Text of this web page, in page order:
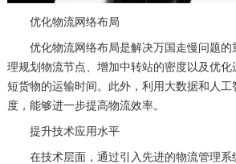
优化物流网络布局
优化物流网络布局是解决万国走慢问题的
理规划物流节点、增加中转站的密度以及优
短货物的运输时间。此外，利用大数据和人工
度，能够进一步提高物流效率。
提升技术应用水平
在技术层面，通过引入先进的物流管理系